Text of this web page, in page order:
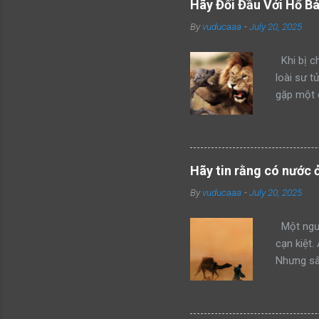
Hãy Đối Đầu Với Hổ
Byvuducaaa -July 20, 2025
Khi bị
loài sư
gặp một
hổ đang
bang
của
mon
Hãy tin rằng có nước
Byvuducaaa -July 20, 2025
Một
cạn kiệt.
Nhưng
cùng